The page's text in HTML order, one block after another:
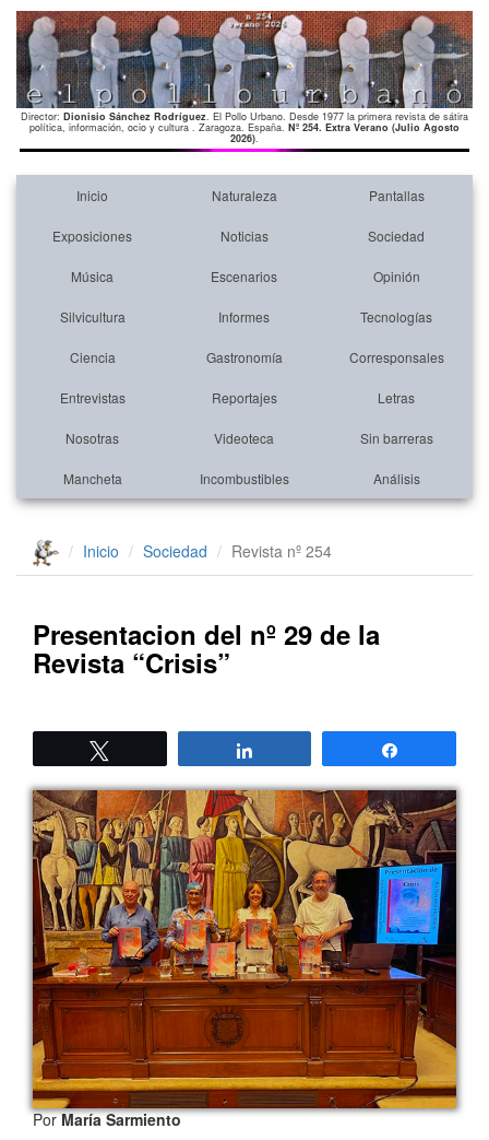
Director: Dionisio Sánchez Rodríguez. El Pollo Urbano. Desde 1977 la primera revista de sátira
política, información, ocio y cultura . Zaragoza. España. Nº 254. Extra Verano (Julio Agosto
2026).
Inicio Naturaleza Pantallas
Exposiciones Noticias Sociedad
Música Escenarios Opinión
Silvicultura Informes Tecnologías
Ciencia Gastronomía Corresponsales
Entrevistas Reportajes Letras
Nosotras Videoteca Sin barreras
Mancheta Incombustibles Análisis
Inicio Sociedad Revista nº 254
Presentacion del nº 29 de la
Revista “Crisis”
PorMaría Sarmiento